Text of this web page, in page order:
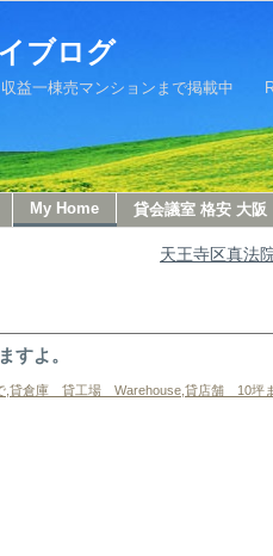
ブログ
益一棟売マンションまで掲載中
My Home 貸会議室 格安 大阪
天王寺区真法
すよ。
貸倉庫 貸工場 Warehouse 貸店舗 10坪